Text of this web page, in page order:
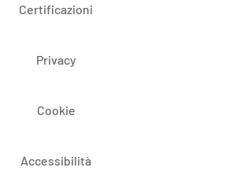
Certificazioni
Privacy
Cookie
Accessibilità